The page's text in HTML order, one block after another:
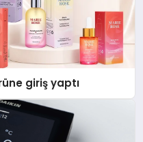
giriş yaptı